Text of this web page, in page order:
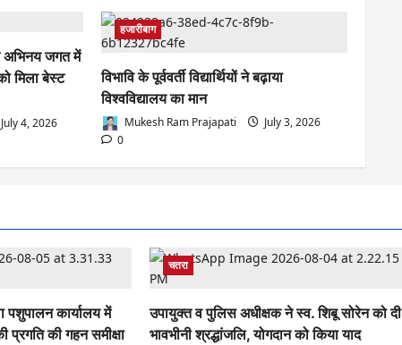
अभिनय जगत में
मिला बेस्ट
July 4, 2026
हजारीबाग
विभावि के पूर्ववर्ती विद्यार्थियों ने बढ़ाया
विश्वविद्यालय का मान
Mukesh Ram Prajapati
July 3, 2026
0
पशुपालन कार्यालय में
की गहन समीक्षा
चतरा
उपायुक्त व पुलिस अधीक्षक ने स्व. शिबू सोरेन को दी
भावभीनी श्रद्धांजलि, योगदान को किया याद